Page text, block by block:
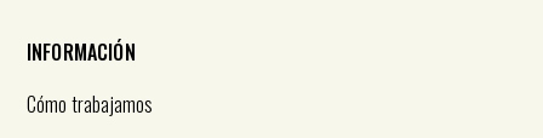
INFORMACIÓN
Cómo trabajamos